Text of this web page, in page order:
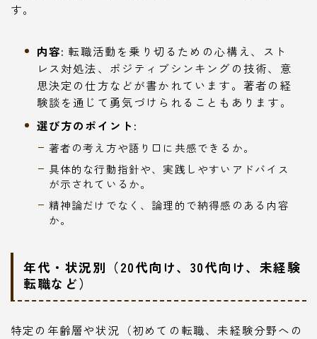
す。
内容: 転職活動を乗り切るための心構え、スト
レス対処法、ポジティブシンキングの技術、意
思決定の仕方などが書かれています。著者の経
験談を通じて勇気づけられることもあります。
選び方のポイント:
著者の考え方や語り口に共感できるか。
具体的な行動指針や、実践しやすいアドバイス
が示されているか。
精神論だけでなく、論理的で納得感のある内容
か。
年代・状況別（20代向け、30代向け、未経験
転職など）
特定の年齢層や状況（初めての転職、未経験分野への